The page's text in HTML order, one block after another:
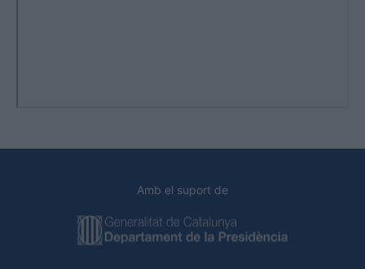
Amb el suport de